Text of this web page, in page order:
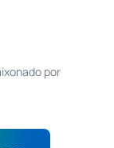
por